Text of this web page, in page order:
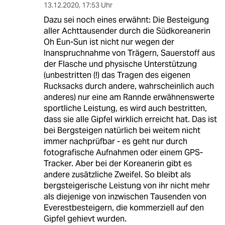
13.12.2020, 17:53 Uhr
Dazu sei noch eines erwähnt: Die Besteigung
aller Achttausender durch die Südkoreanerin
Oh Eun-Sun ist nicht nur wegen der
Inanspruchnahme von Trägern, Sauerstoff aus
der Flasche und physische Unterstützung
(unbestritten (!) das Tragen des eigenen
Rucksacks durch andere, wahrscheinlich auch
anderes) nur eine am Rannde erwähnenswerte
sportliche Leistung, es wird auch bestritten,
dass sie alle Gipfel wirklich erreicht hat. Das ist
bei Bergsteigen natürlich bei weitem nicht
immer nachprüfbar - es geht nur durch
fotografische Aufnahmen oder einem GPS-
Tracker. Aber bei der Koreanerin gibt es
andere zusätzliche Zweifel. So bleibt als
bergsteigerische Leistung von ihr nicht mehr
als diejenige von inzwischen Tausenden von
Everestbesteigern, die kommerziell auf den
Gipfel gehievt wurden.